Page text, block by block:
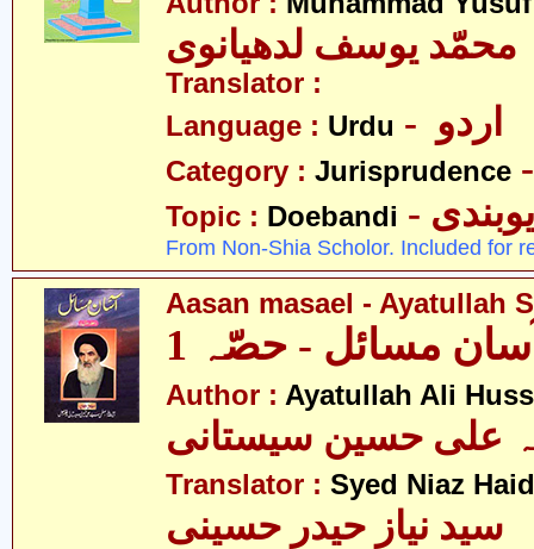
محمّد یوسف لدھیانوی
Translator :
Language : Urdu
Category : Jurisprudence
Topic : Doebandi
From Non-Shia Scholor. Included for
Aasan masael - Ayatullah
مسائل - حصّہ 1
Author : Ayatullah Ali
علی حسین سیستانی
Translator : Syed Niaz
سید نیاز حیدر حسینی